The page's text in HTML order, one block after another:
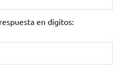
en dígitos: